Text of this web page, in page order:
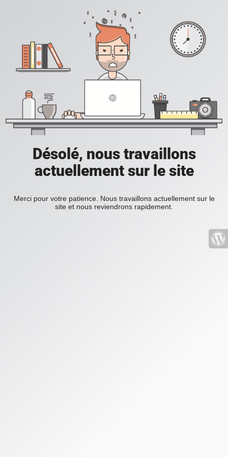
Désolé, nous travaillons
actuellement sur le site
Merci pour votre patience. Nous travaillons actuellement sur le
site et nous reviendrons rapidement.